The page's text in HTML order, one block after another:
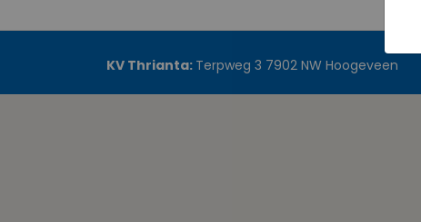
KV Thrianta: Terpweg 3 7902 NW Hoogeveen